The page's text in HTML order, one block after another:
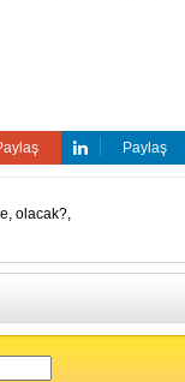
Paylaş
olacak?,